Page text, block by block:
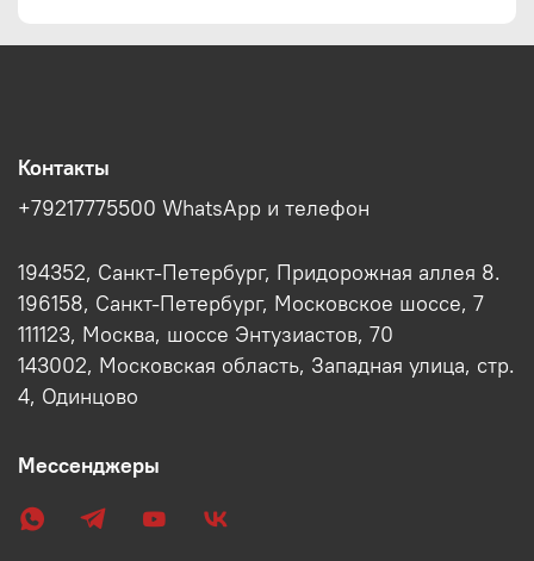
Контакты
+79217775500 WhatsApp и телефон
194352, Санкт-Петербург, Придорожная аллея 8.
196158, Санкт-Петербург, Московское шоссе, 7
111123, Москва, шоссе Энтузиастов, 70
143002, Московская область, Западная улица, стр.
4, Одинцово
Мессенджеры